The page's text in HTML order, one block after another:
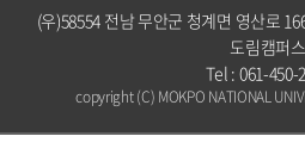
(우)58554 전남 무안군 청계면 영산로
도림캠퍼스
Tel : 061-450-
copyright (C) MOKPO NATIONAL